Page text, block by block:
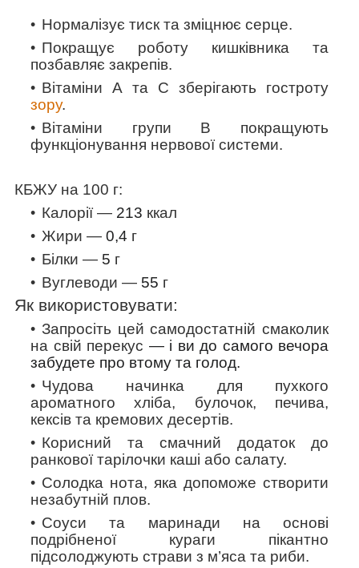
Нормалізує тиск та зміцнює серце.
Покращує роботу кишківника та
позбавляє закрепів.
Вітаміни А та С зберігають гостроту
зору.
Вітаміни групи В покращують
функціонування нервової системи.
КБЖУ на 100 г:
Калорії — 213 ккал
Жири — 0,4 г
Білки — 5 г
Вуглеводи — 55 г
Як використовувати:
Запросіть цей самодостатній смаколик
на свій перекус — і ви до самого вечора
забудете про втому та голод.
Чудова начинка для пухкого
ароматного хліба, булочок, печива,
кексів та кремових десертів.
Корисний та смачний додаток до
ранкової тарілочки каші або салату.
Солодка нота, яка допоможе створити
незабутній плов.
Соуси та маринади на основі
подрібненої кураги пікантно
підсолоджують страви з м’яса та риби.